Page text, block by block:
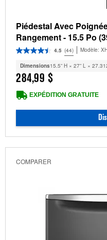
Piédestal Avec
Rangement - 15.5 Po
4.5 (44) Modèle:
Dimensions15.5” H × 27” L ×
284,99 $
EXPÉDITION GRATUITE
COMPARER